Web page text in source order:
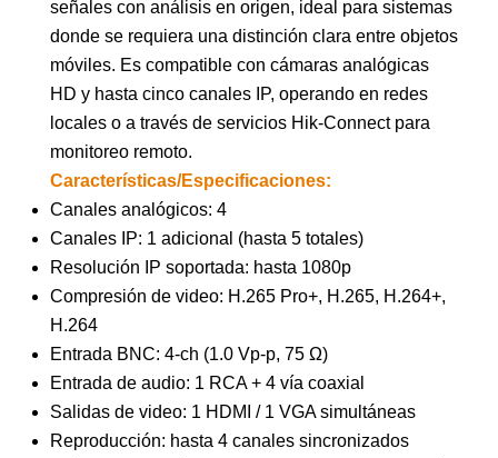
señales con análisis en origen, ideal para sistemas
donde se requiera una distinción clara entre objetos
móviles. Es compatible con cámaras analógicas
HD y hasta cinco canales IP, operando en redes
locales o a través de servicios Hik-Connect para
monitoreo remoto.
Características/Especificaciones:
Canales analógicos: 4
Canales IP: 1 adicional (hasta 5 totales)
Resolución IP soportada: hasta 1080p
Compresión de video: H.265 Pro+, H.265, H.264+,
H.264
Entrada BNC: 4-ch (1.0 Vp-p, 75 Ω)
Entrada de audio: 1 RCA + 4 vía coaxial
Salidas de video: 1 HDMI / 1 VGA simultáneas
Reproducción: hasta 4 canales sincronizados